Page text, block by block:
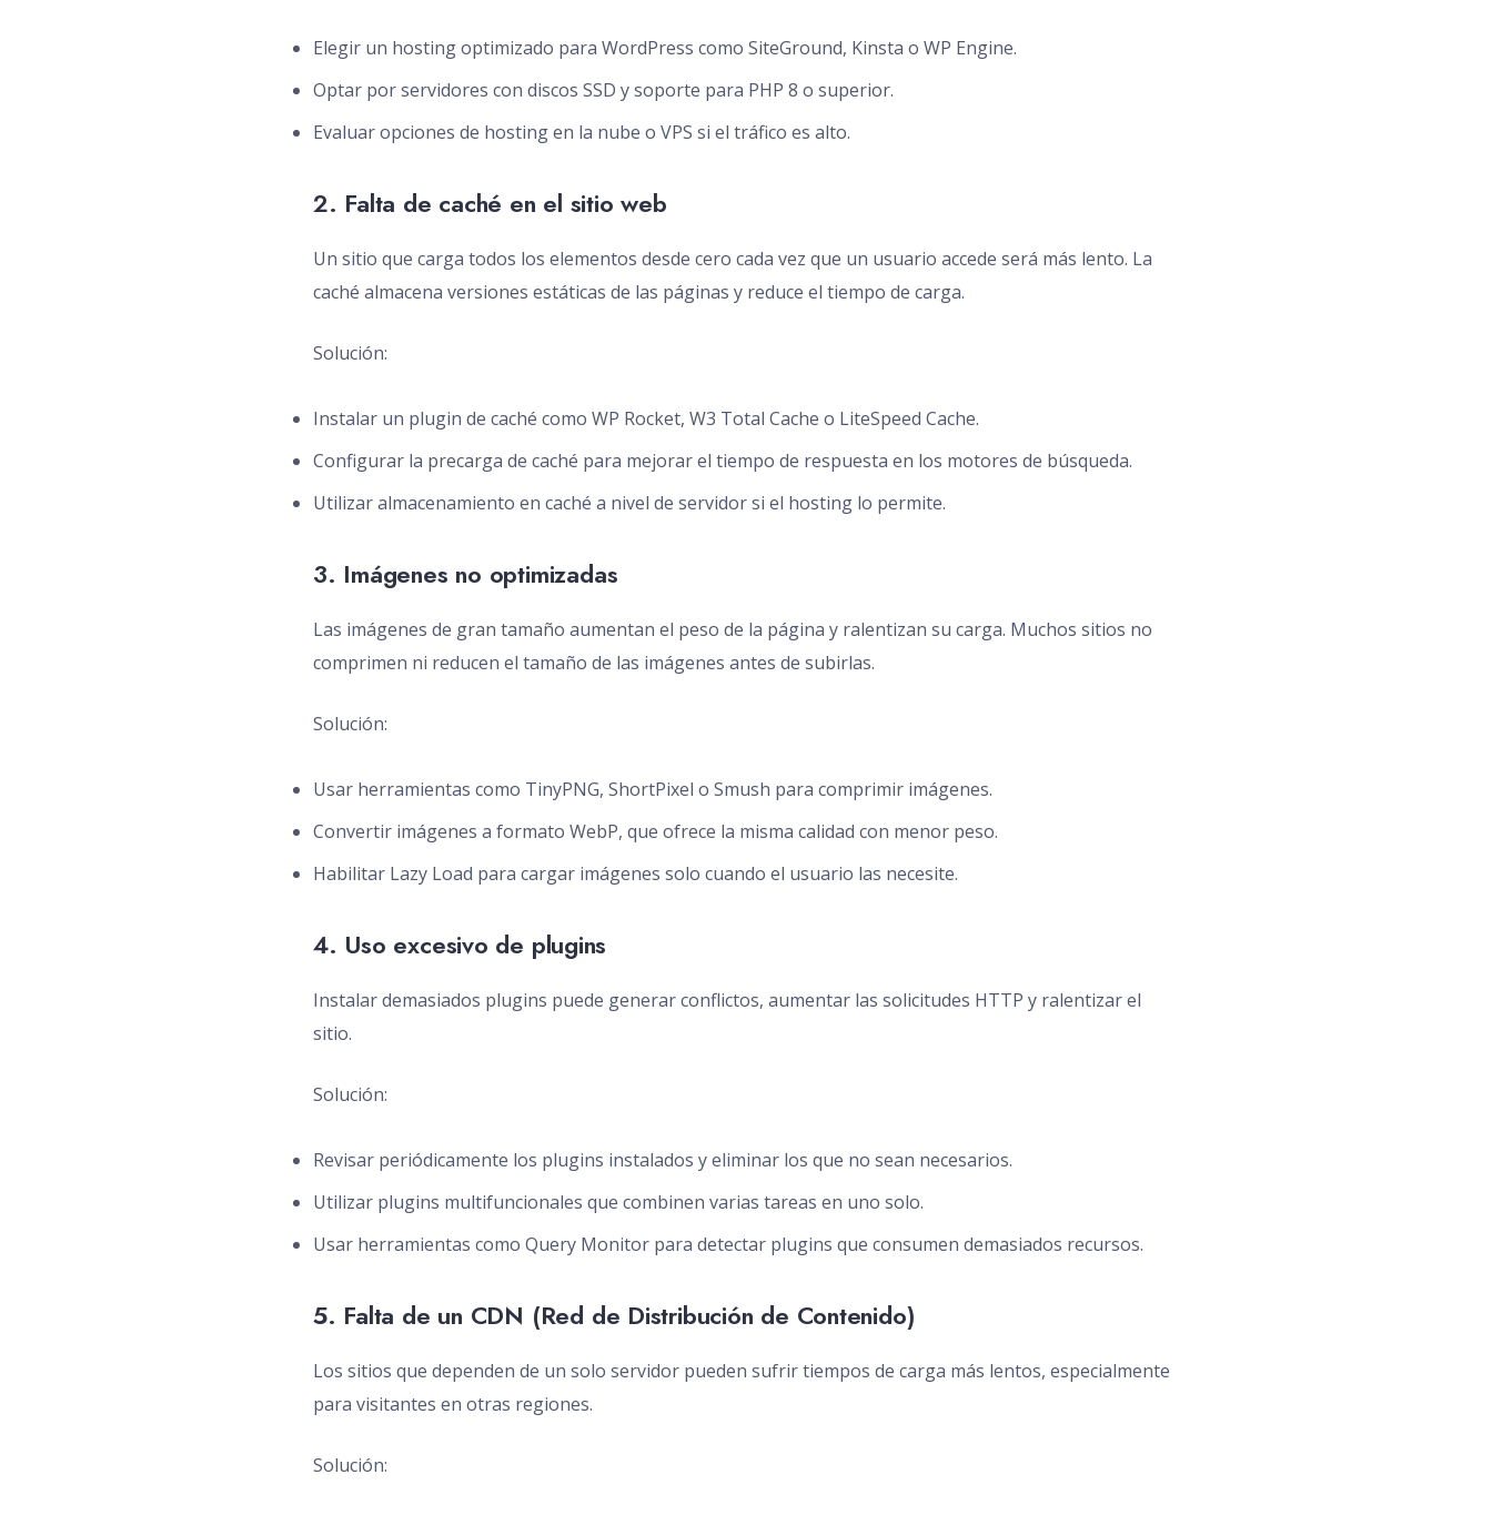
Elegir un hosting optimizado para WordPress como SiteGround, Kinsta o WP Engine.
Optar por servidores con discos SSD y soporte para PHP 8 o superior.
Evaluar opciones de hosting en la nube o VPS si el tráfico es alto.
2. Falta de caché en el sitio web
Un sitio que carga todos los elementos desde cero cada vez que un usuario accede será más lento. La
caché almacena versiones estáticas de las páginas y reduce el tiempo de carga.
Solución:
Instalar un plugin de caché como WP Rocket, W3 Total Cache o LiteSpeed Cache.
Configurar la precarga de caché para mejorar el tiempo de respuesta en los motores de búsqueda.
Utilizar almacenamiento en caché a nivel de servidor si el hosting lo permite.
3. Imágenes no optimizadas
Las imágenes de gran tamaño aumentan el peso de la página y ralentizan su carga. Muchos sitios no
comprimen ni reducen el tamaño de las imágenes antes de subirlas.
Solución:
Usar herramientas como TinyPNG, ShortPixel o Smush para comprimir imágenes.
Convertir imágenes a formato WebP, que ofrece la misma calidad con menor peso.
Habilitar Lazy Load para cargar imágenes solo cuando el usuario las necesite.
4. Uso excesivo de plugins
Instalar demasiados plugins puede generar conflictos, aumentar las solicitudes HTTP y ralentizar el
sitio.
Solución:
Revisar periódicamente los plugins instalados y eliminar los que no sean necesarios.
Utilizar plugins multifuncionales que combinen varias tareas en uno solo.
Usar herramientas como Query Monitor para detectar plugins que consumen demasiados recursos.
5. Falta de un CDN (Red de Distribución de Contenido)
Los sitios que dependen de un solo servidor pueden sufrir tiempos de carga más lentos, especialmente
para visitantes en otras regiones.
Solución: